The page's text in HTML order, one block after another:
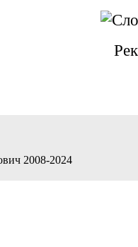
2008-2024